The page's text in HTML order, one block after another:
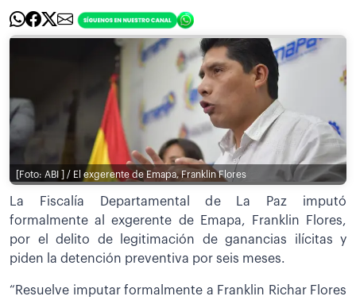
[Foto: ABI ] / El exgerente de Emapa, Franklin Flores
La Fiscalía Departamental de La Paz imputó
formalmente al exgerente de Emapa, Franklin Flores,
por el delito de legitimación de ganancias ilícitas y
piden la detención preventiva por seis meses.
“Resuelve imputar formalmente a Franklin Richar Flores